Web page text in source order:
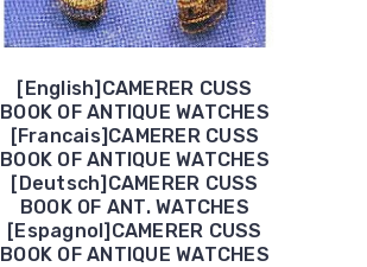
[English]CAMERER CUSS
BOOK OF ANTIQUE WATCHES
[Francais]CAMERER CUSS
BOOK OF ANTIQUE WATCHES
[Deutsch]CAMERER CUSS
BOOK OF ANT. WATCHES
[Espagnol]CAMERER CUSS
BOOK OF ANTIQUE WATCHES